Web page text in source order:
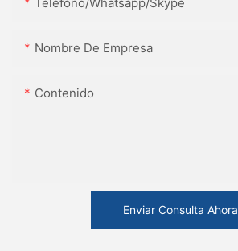
Nombre De Empresa
Contenido
Enviar Consulta Ahora